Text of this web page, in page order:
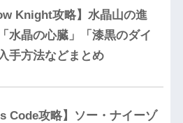
Knight攻略】水晶山の進
水晶の心臓」「漆黒のダイ
手方法などまとめ
Code攻略】ソー・ナイーゾ